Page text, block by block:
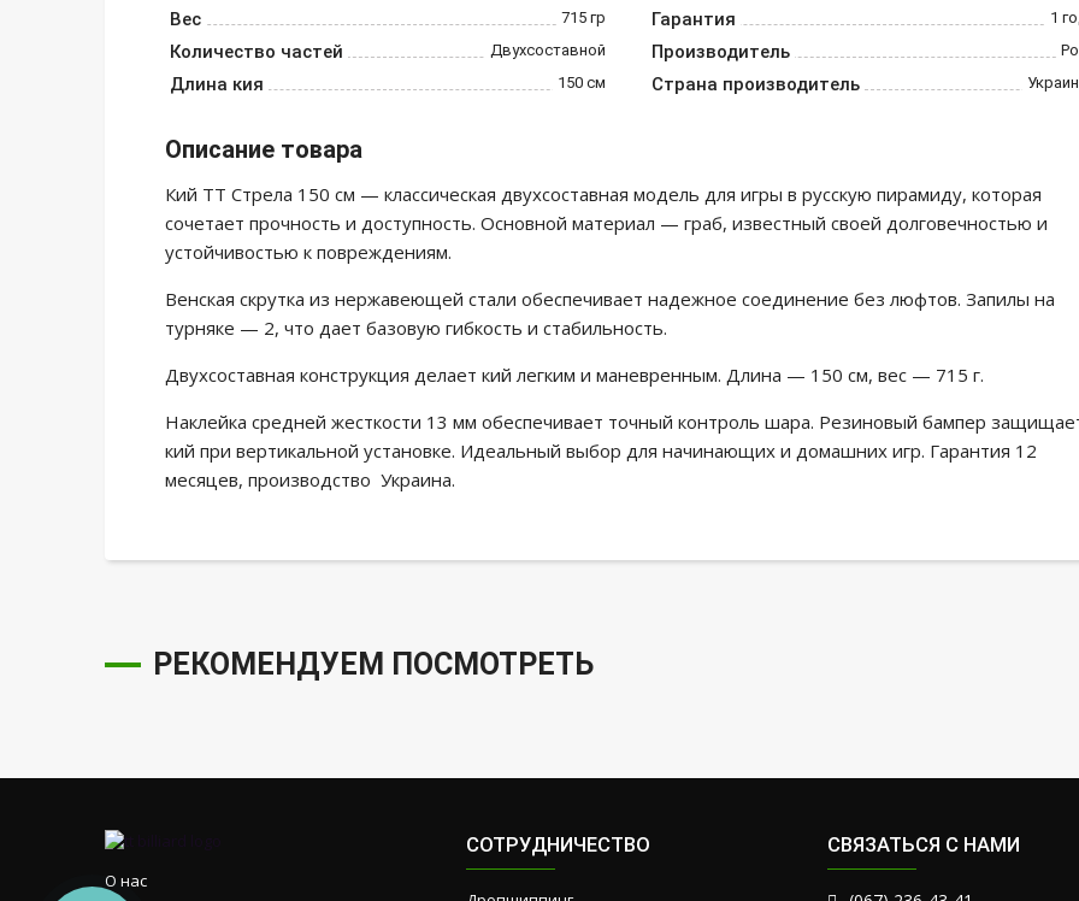
Вес 715 гр
Количество частей Двухсоставной
Длина кия 150 см
Гарантия 1
Производитель
Страна производитель
Описание товара
Кий ТТ Стрела 150 см — классическая двухсоставная модель для игры в русскую пирамиду, которая
сочетает прочность и доступность. Основной материал — граб, известный своей долговечностью и
устойчивостью к повреждениям.
Венская скрутка из нержавеющей стали обеспечивает надежное соединение без люфтов. Запилы на
турняке — 2, что дает базовую гибкость и стабильность.
Двухсоставная конструкция делает кий легким и маневренным. Длина — 150 см, вес — 715 г.
Наклейка средней жесткости 13 мм обеспечивает точный контроль шара. Резиновый бампер
кий при вертикальной установке. Идеальный выбор для начинающих и домашних игр. Гарантия 12
месяцев, производство Украина.
РЕКОМЕНДУЕМ ПОСМОТРЕТЬ
О нас
СОТРУДНИЧЕСТВО СВЯЗАТЬСЯ С НАМИ